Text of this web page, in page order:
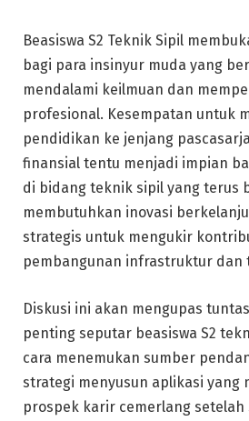
Beasiswa S2 Teknik Sipil
bagi para insinyur muda yang
mendalami keilmuan dan
profesional. Kesempatan untuk
pendidikan ke jenjang
finansial tentu menjadi impian
di bidang teknik sipil yang terus
membutuhkan inovasi
strategis untuk mengukir
pembangunan infrastruktur dan
Diskusi ini akan mengupas
penting seputar beasiswa S2
cara menemukan sumber
strategi menyusun aplikasi yang
prospek karir cemerlang setelah